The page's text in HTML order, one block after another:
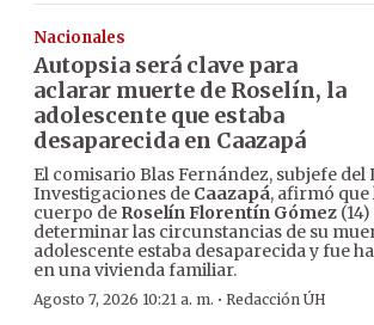
Nacionales
Autopsia será clave para
aclarar muerte de Roselín, la
adolescente que estaba
desaparecida en Caazapá
El comisario Blas Fernández, subjefe
Investigaciones de Caazapá, afirmó que
cuerpo de Roselín Florentín Gómez
determinar las circunstancias de su
adolescente estaba desaparecida y fue
en una vivienda familiar.
Agosto 7, 2026 10:21 a. m. · Redacción ÚH